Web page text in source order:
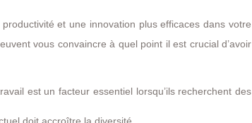
et une innovation plus efficaces dans votre
vous convaincre à quel point il est crucial d’avoir
est un facteur essentiel lorsqu’ils recherchent des